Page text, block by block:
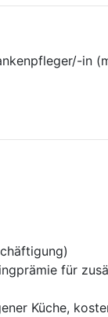
in
für
Küche,